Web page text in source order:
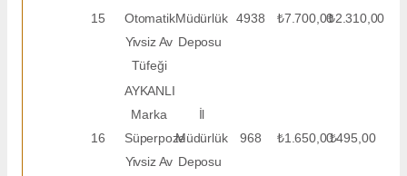
15
Otomatik
Yivsiz Av
Tüfeği
Müdürlük
Deposu
4938 ₺7.700,00₺2.310,00
16
AYKANLI
Marka
Süperpoze
Yivsiz Av
İl
Müdürlük
Deposu
968 ₺1.650,00₺495,00